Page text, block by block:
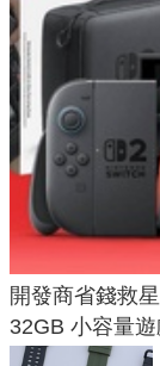
開發商省錢救
32GB 小容量